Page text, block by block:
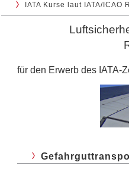
IATA Kurse laut IATA/ICAO
für den Erwerb des IATA-